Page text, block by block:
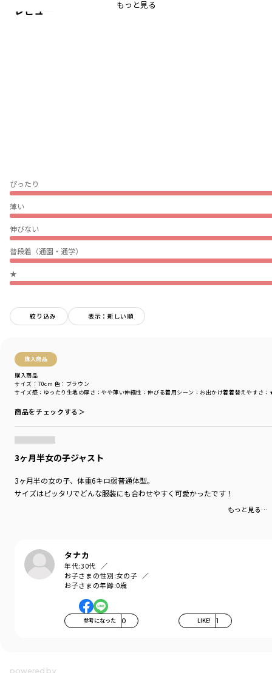
レビュー
ぴったり
薄い
伸びない
普段着（通園・通学）
★
絞り込み 表示：新しい順
購入商品
購入商品
サイズ感 ：ゆったり 生地の厚さ ：やや薄い伸縮性 ：伸びる着用シーン ：お出かけ着着替えやすさ
サイズ：70cm 色：ブラウン
商品をチェックする＞
3ヶ月半女の子ジャスト
3ヶ月半の女の子、体重6キロ弱普通体型。
サイズはピッタリでどんな服装にも合わせやすく可愛かったです！
もっと見る…
タナカ
年代:30代
お子さまの性別:女の子
お子さまの年齢:0歳
参考になった 0 LIKE! 1
ブランド
もっと見る